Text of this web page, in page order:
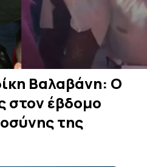
Βαλαβάνη: Ο
στον έβδομο
της